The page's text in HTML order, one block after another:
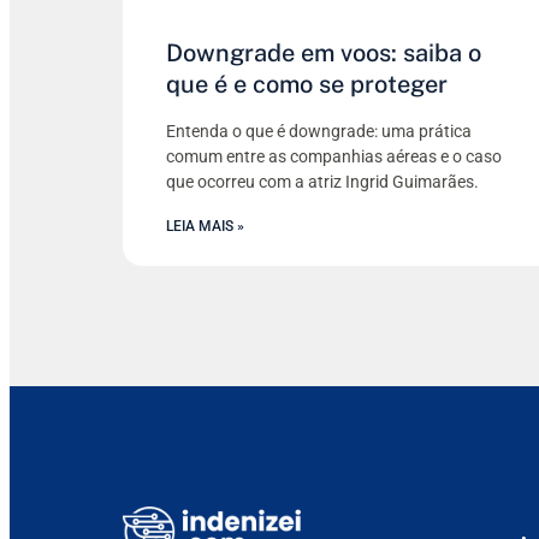
Downgrade em voos: saiba o
que é e como se proteger
Entenda o que é downgrade: uma prática
comum entre as companhias aéreas e o caso
que ocorreu com a atriz Ingrid Guimarães.
LEIA MAIS »